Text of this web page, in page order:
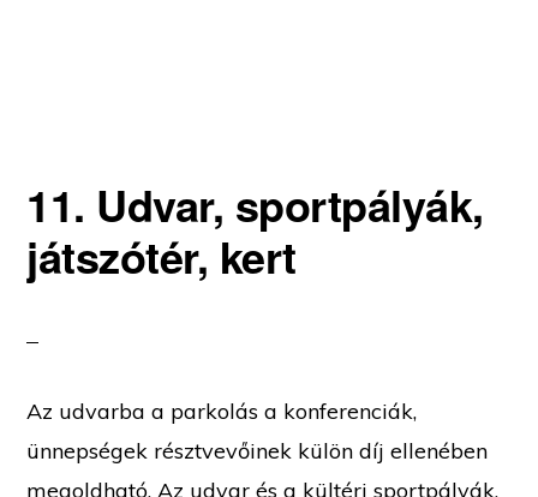
11. Udvar, sportpályák,
játszótér, kert
Az udvarba a parkolás a konferenciák,
ünnepségek résztvevőinek külön díj ellenében
megoldható. Az udvar és a kültéri sportpályák,